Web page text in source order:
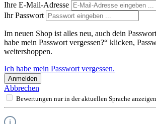
Ihre E-Mail-Adresse
Ihr Passwort
Im neuen Shop ist alles neu, auch dein
habe mein Passwort vergessen?“ klicken,
weitershoppen.
Ich habe mein Passwort vergessen.
Anmelden
Abbrechen
Bewertungen nur in der aktuellen Sprache